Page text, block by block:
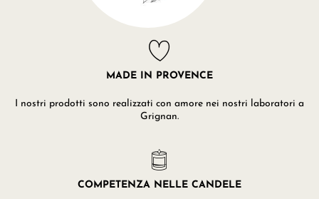
MADE IN PROVENCE
I nostri prodotti sono realizzati con amore nei nostri laboratori a
Grignan.
COMPETENZA NELLE CANDELE